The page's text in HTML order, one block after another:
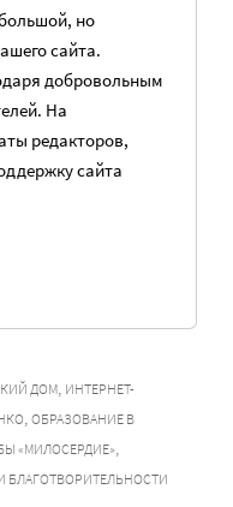
но
сайта.
добровольным
На
редакторов,
сайта
ДОМ, ИНТЕРНЕТ-
, ОБРАЗОВАНИЕ В
«МИЛОСЕРДИЕ»,
БЛАГОТВОРИТЕЛЬНОСТИ